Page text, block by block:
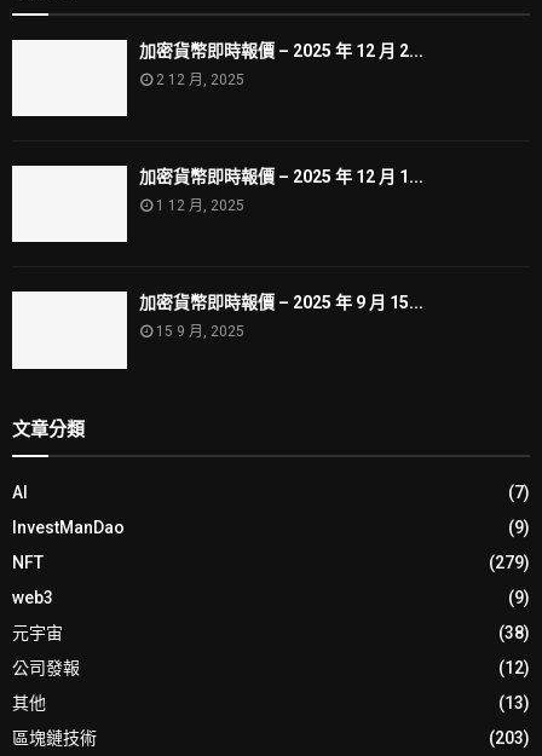
加密貨幣即時報價 – 2025 年 12 月 2...
2 12 月, 2025
加密貨幣即時報價 – 2025 年 12 月 1...
1 12 月, 2025
加密貨幣即時報價 – 2025 年 9 月 15...
15 9 月, 2025
文章分類
AI
(7)
InvestManDao
(9)
NFT
(279)
web3
(9)
元宇宙
(38)
公司發報
(12)
其他
(13)
區塊鏈技術
(203)